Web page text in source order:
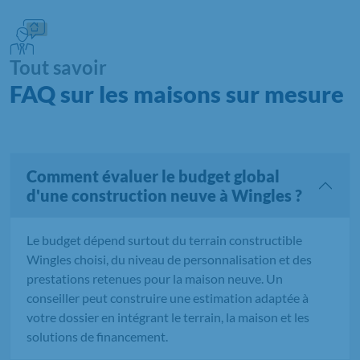
Tout savoir
FAQ sur les maisons sur mesure
Comment évaluer le budget global
d'une construction neuve à Wingles ?
Le budget dépend surtout du terrain constructible
Wingles choisi, du niveau de personnalisation et des
prestations retenues pour la maison neuve. Un
conseiller peut construire une estimation adaptée à
votre dossier en intégrant le terrain, la maison et les
solutions de financement.